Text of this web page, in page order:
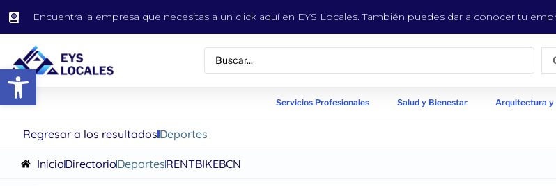
Abrir barra de herramientas
Encuentra la empresa que necesitas a un click aquí en EYS Locales. También puedes dar a conocer tu
Servicios Profesionales Salud y Bienestar Arquitectura y
Regresar a los resultadosDeportes
InicioDirectorioDeportesRENTBIKEBCN